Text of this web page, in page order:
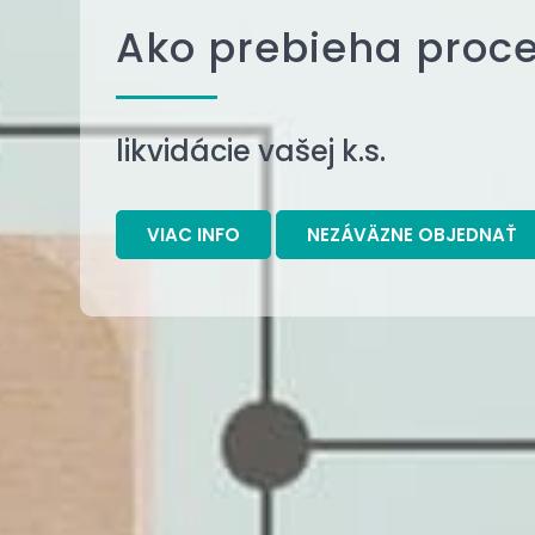
Ako prebieha
likvidácie vašej k.s.
VIAC INFO NEZÁVÄZNE OBJEDNAŤ